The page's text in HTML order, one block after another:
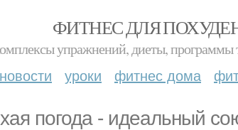
ФИТНЕС ДЛЯ
упражнений, диеты, программы
новости уроки фитнес дома
погода - идеальный